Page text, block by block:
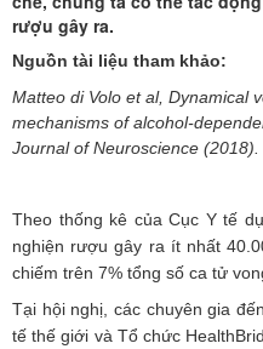
rượu gây ra.
Nguồn tài liệu tham khảo:
Matteo di Volo et al, Dynamical
mechanisms of alcohol-
Journal of Neuroscience (2018).
Theo thống kê của Cục Y tế
nghiện rượu gây ra ít nhất
chiếm trên 7% tổng số ca tử
Tại hội nghị, các chuyên gia
tế thế giới và Tổ chức